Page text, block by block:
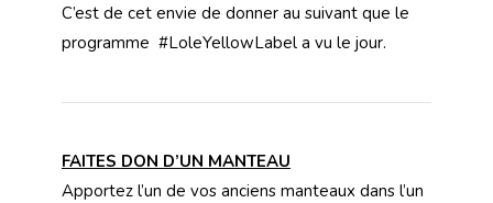
C’est de cet envie de donner au suivant que le
programme #LoleYellowLabel a vu le jour.
FAITES DON D’UN MANTEAU
Apportez l’un de vos anciens manteaux dans l’un